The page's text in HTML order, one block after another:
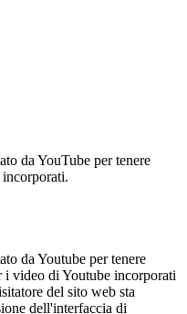
da YouTube per tenere
da Youtube per tenere
i video di Youtube incorporati
del sito web sta
dell'interfaccia di